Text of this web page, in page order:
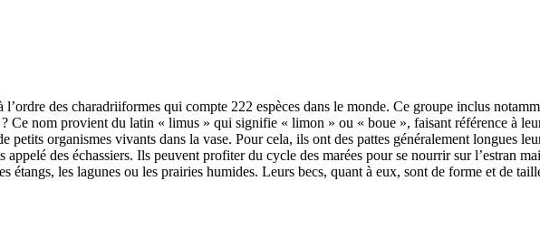
des charadriiformes qui compte 222 espèces dans le monde. Ce groupe inclus
Ce nom provient du latin « limus » qui signifie « limon » ou « boue », faisant référence à
petits organismes vivants dans la vase. Pour cela, ils ont des pattes généralement longues
des échassiers. Ils peuvent profiter du cycle des marées pour se nourrir sur l’estran
étangs, les lagunes ou les prairies humides. Leurs becs, quant à eux, sont de forme et de